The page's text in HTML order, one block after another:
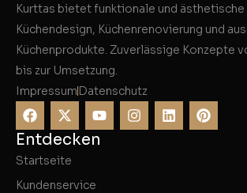
Kurttas bietet funktionale und ästhetische
Küchendesign, Küchenrenovierung und
Küchenprodukte. Zuverlässige Konzepte
bis zur Umsetzung.
Impressum Datenschutz
Entdecken
Startseite
Kundenservice